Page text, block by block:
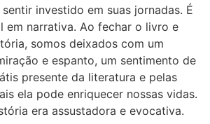
investido em suas jornadas. É
em narrativa. Ao fechar o livro e
somos deixados com um
e espanto, um sentimento de
presente da literatura e pelas
ela pode enriquecer nossas vidas.
era assustadora e evocativa.